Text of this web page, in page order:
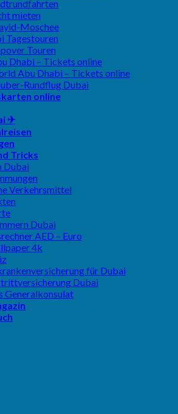
mieten
Moschee
Tagestouren
Touren
Dhabi – Tickets online
Abu Dhabi – Tickets online
Rundflug Dubai
online
✈
Tricks
Dubai
Verkehrsmittel
Dubai
AED – Euro
4k
für Dubai
Dubai
Generalkonsulat